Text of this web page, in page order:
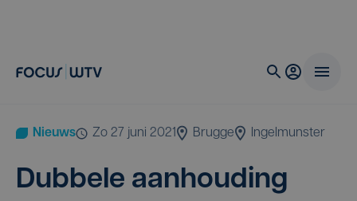
Nieuws zo 27 juni 2021 Brugge Ingelmunster
Dub­be­le aan­hou­ding